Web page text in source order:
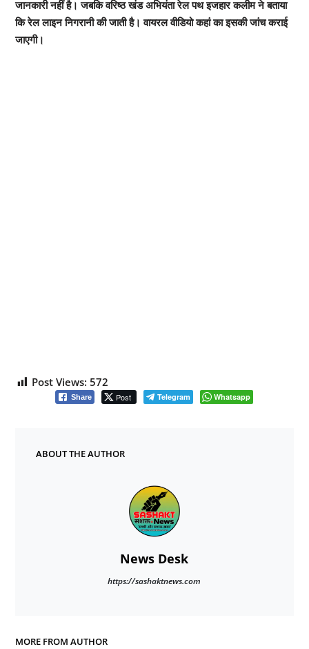
जानकारी नहीं है। जबकि वरिष्ठ खंड अभियंता रेल पथ इजहार कलीम ने बताया
कि रेल लाइन निगरानी की जाती है। वायरल वीडियो कहां का इसकी जांच कराई
जाएगी।
Post Views: 572
Share Post Telegram Whatsapp
ABOUT THE AUTHOR
News Desk
https://sashaktnews.com
MORE FROM AUTHOR